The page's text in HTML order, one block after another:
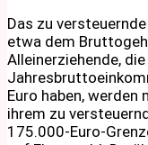
Das zu
etwa dem
Alleinerziehende,
Euro haben,
ihrem zu
175.000-Euro-